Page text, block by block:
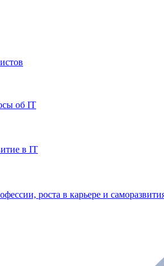
об IT
в IT
роста в карьере и